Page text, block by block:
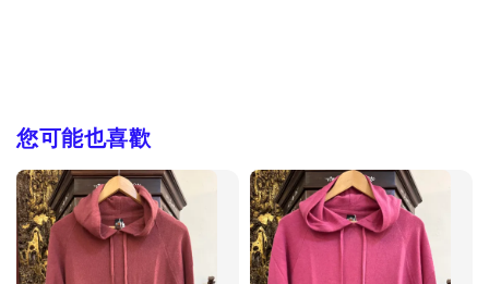
您可能也喜歡